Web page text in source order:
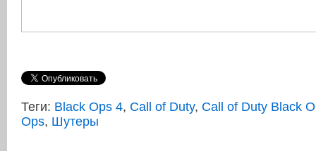
Теги: Black Ops 4, Call of Duty, Call of Duty Black
Ops, Шутеры